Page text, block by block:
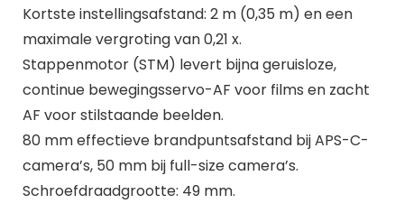
Kortste instellingsafstand: 2 m (0,35 m) en een
maximale vergroting van 0,21 x.
Stappenmotor (STM) levert bijna geruisloze,
continue bewegingsservo-AF voor films en zacht
AF voor stilstaande beelden.
80 mm effectieve brandpuntsafstand bij APS-C-
camera’s, 50 mm bij full-size camera’s.
Schroefdraadgrootte: 49 mm.